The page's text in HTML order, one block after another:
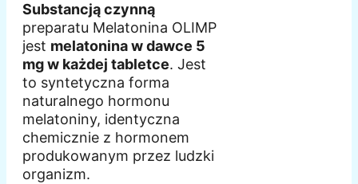
Substancją czynną
preparatu Melatonina OLIMP
jest melatonina w dawce 5
mg w każdej tabletce. Jest
to syntetyczna forma
naturalnego hormonu
melatoniny, identyczna
chemicznie z hormonem
produkowanym przez ludzki
organizm.